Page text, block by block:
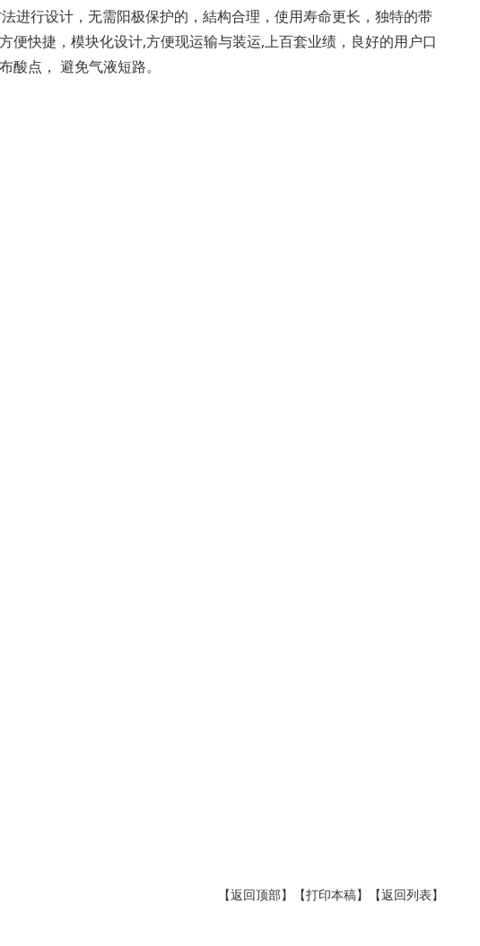
进行设计，无需阳极保护的，結构合理，使用寿命更长，独特的带
快捷，模块化设计,方便现运输与装运,上百套业绩，良好的用户口
点， 避免气液短路。
【返回顶部】 【打印本稿】 【返回列表】